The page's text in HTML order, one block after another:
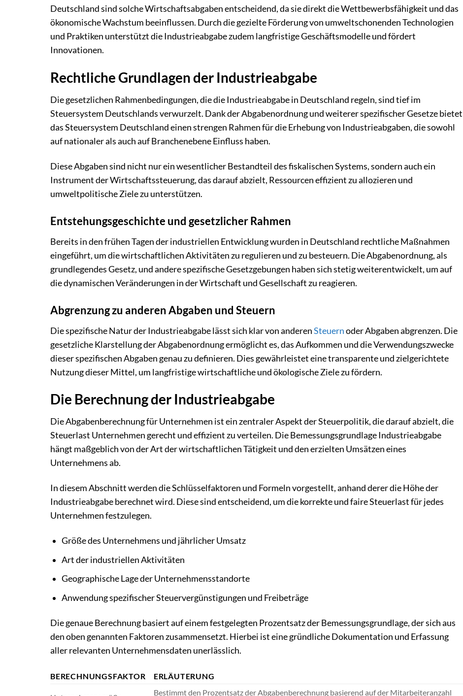
Deutschland sind solche Wirtschaftsabgaben entscheidend, da sie direkt die Wettbewerbsfähigkeit und das
ökonomische Wachstum beeinflussen. Durch die gezielte Förderung von umweltschonenden Technologien
und Praktiken unterstützt die Industrieabgabe zudem langfristige Geschäftsmodelle und fördert
Innovationen.
Rechtliche Grundlagen der Industrieabgabe
Die gesetzlichen Rahmenbedingungen, die die Industrieabgabe in Deutschland regeln, sind tief im
Steuersystem Deutschlands verwurzelt. Dank der Abgabenordnung und weiterer spezifischer Gesetze bietet
das Steuersystem Deutschland einen strengen Rahmen für die Erhebung von Industrieabgaben, die sowohl
auf nationaler als auch auf Branchenebene Einfluss haben.
Diese Abgaben sind nicht nur ein wesentlicher Bestandteil des fiskalischen Systems, sondern auch ein
Instrument der Wirtschaftssteuerung, das darauf abzielt, Ressourcen effizient zu allozieren und
umweltpolitische Ziele zu unterstützen.
Entstehungsgeschichte und gesetzlicher Rahmen
Bereits in den frühen Tagen der industriellen Entwicklung wurden in Deutschland rechtliche Maßnahmen
eingeführt, um die wirtschaftlichen Aktivitäten zu regulieren und zu besteuern. Die Abgabenordnung, als
grundlegendes Gesetz, und andere spezifische Gesetzgebungen haben sich stetig weiterentwickelt, um auf
die dynamischen Veränderungen in der Wirtschaft und Gesellschaft zu reagieren.
Abgrenzung zu anderen Abgaben und Steuern
Die spezifische Natur der Industrieabgabe lässt sich klar von anderenSteuernoder Abgaben abgrenzen. Die
gesetzliche Klarstellung der Abgabenordnung ermöglicht es, das Aufkommen und die Verwendungszwecke
dieser spezifischen Abgaben genau zu definieren. Dies gewährleistet eine transparente und zielgerichtete
Nutzung dieser Mittel, um langfristige wirtschaftliche und ökologische Ziele zu fördern.
Die Berechnung der Industrieabgabe
Die Abgabenberechnung für Unternehmen ist ein zentraler Aspekt der Steuerpolitik, die darauf abzielt, die
Steuerlast Unternehmen gerecht und effizient zu verteilen. Die Bemessungsgrundlage Industrieabgabe
hängt maßgeblich von der Art der wirtschaftlichen Tätigkeit und den erzielten Umsätzen eines
Unternehmens ab.
In diesem Abschnitt werden die Schlüsselfaktoren und Formeln vorgestellt, anhand derer die Höhe der
Industrieabgabe berechnet wird. Diese sind entscheidend, um die korrekte und faire Steuerlast für jedes
Unternehmen festzulegen.
Größe des Unternehmens und jährlicher Umsatz
Art der industriellen Aktivitäten
Geographische Lage der Unternehmensstandorte
Anwendung spezifischer Steuervergünstigungen und Freibeträge
Die genaue Berechnung basiert auf einem festgelegten Prozentsatz der Bemessungsgrundlage, der sich aus
den oben genannten Faktoren zusammensetzt. Hierbei ist eine gründliche Dokumentation und Erfassung
aller relevanten Unternehmensdaten unerlässlich.
BERECHNUNGSFAKTOR ERLÄUTERUNG
Bestimmt den Prozentsatz der Abgabenberechnung basierend auf der Mitarbeiteranzahl